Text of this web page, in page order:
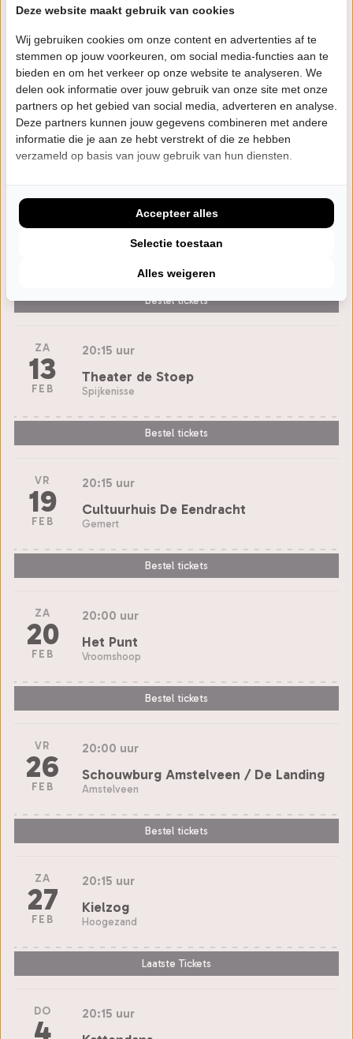
Laatste Tickets
6
FEB
20:15 uur
C.c. vanBeresteyn
Veendam
12 De Lievekamp
Bestel tickets
ZA
13
FEB
20:15 uur
Theater de Stoep
Spijkenisse
Bestel tickets
VR
19
FEB
20:15 uur
Cultuurhuis De Eendracht
Gemert
Bestel tickets
ZA
20
FEB
20:00 uur
Het Punt
Vroomshoop
Bestel tickets
VR
26
FEB
20:00 uur
Schouwburg Amstelveen / De Landing
Amstelveen
Bestel tickets
ZA
27
FEB
20:15 uur
Kielzog
Hoogezand
Laatste Tickets
DO 20:15 uur
Deze website maakt gebruik van cookies
Wij gebruiken cookies om onze content en advertenties af te
stemmen op jouw voorkeuren, om social media-functies aan te
bieden en om het verkeer op onze website te analyseren. We
delen ook informatie over jouw gebruik van onze site met onze
partners op het gebied van social media, adverteren en analyse.
Deze partners kunnen jouw gegevens combineren met andere
informatie die je aan ze hebt verstrekt of die ze hebben
verzameld op basis van jouw gebruik van hun diensten.
Alles weigeren
Selectie toestaan
Accepteer alles